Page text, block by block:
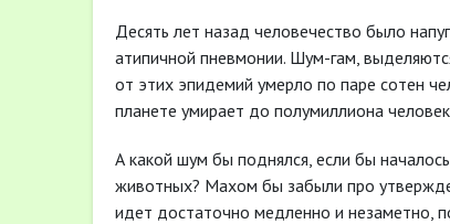
Десять лет назад человечество было
атипичной пневмонии. Шум-гам,
от этих эпидемий умерло по паре сотен
планете умирает до полумиллиона
А какой шум бы поднялся, если бы
животных? Махом бы забыли про
идет достаточно медленно и незаметно,